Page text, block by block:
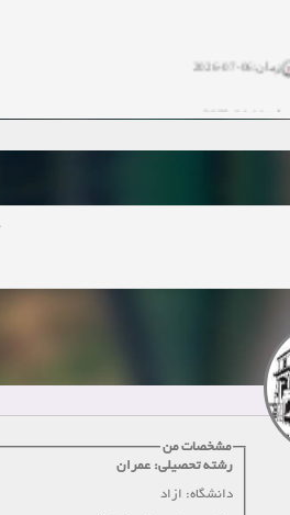
زمان:10-13-2024
زمان:10-11-2024
مشخصات من
رشته تحصیلی: عمران
دانشگاه: ازاد